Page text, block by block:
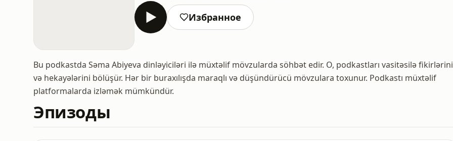
Избранное
Bu podkastda Səma Abiyeva dinləyiciləri ilə müxtəlif mövzularda söhbət edir. O, podkastları vasitəsilə fikirlərini
və hekayələrini bölüşür. Hər bir buraxılışda maraqlı və düşündürücü mövzulara toxunur. Podkastı müxtəlif
platformalarda izləmək mümkündür.
Эпизоды